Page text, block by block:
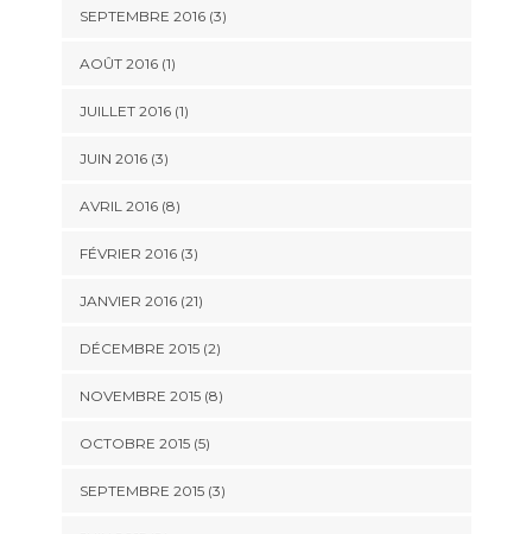
SEPTEMBRE 2016 (3)
AOÛT 2016 (1)
JUILLET 2016 (1)
JUIN 2016 (3)
AVRIL 2016 (8)
FÉVRIER 2016 (3)
JANVIER 2016 (21)
DÉCEMBRE 2015 (2)
NOVEMBRE 2015 (8)
OCTOBRE 2015 (5)
SEPTEMBRE 2015 (3)